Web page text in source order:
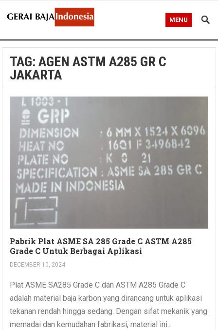
MENU
TAG:AGEN ASTM A285 GR C
JAKARTA
Pabrik Plat ASME SA 285 Grade C ASTM A285
Grade C Untuk Berbagai Aplikasi
DECEMBER 10, 2024
Plat ASME SA285 Grade C dan ASTM A285 Grade C
adalah material baja karbon yang dirancang untuk aplikasi
tekanan rendah hingga sedang. Dengan sifat mekanik yang
memadai dan kemudahan fabrikasi, material ini...